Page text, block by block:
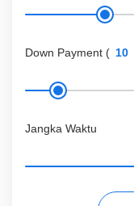
Down Payment (
Jangka Waktu